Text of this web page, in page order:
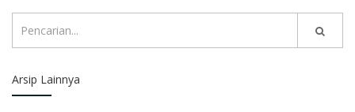
Arsip Lainnya